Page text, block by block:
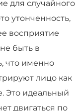
для случайного
утонченность,
восприятие
быть в
что именно
лицо как
Это идеальный
двигаться по